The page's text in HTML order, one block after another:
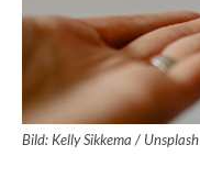
Bild: Kelly Sikkema / Unsplash